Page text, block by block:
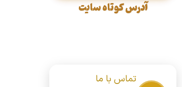
آدرس کوتاه سایت
تماس با ما